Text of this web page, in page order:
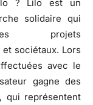
? Lilo est un
solidaire qui
projets
sociétaux. Lors
avec le
gagne des
qui représentent